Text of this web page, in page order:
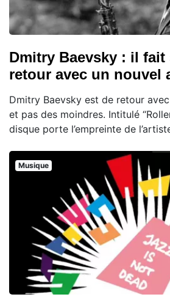
Dmitry Baevsky : il fait
retour avec un nouvel
Dmitry Baevsky est de retour
et pas des moindres. Intitulé
disque porte l’empreinte de
Musique